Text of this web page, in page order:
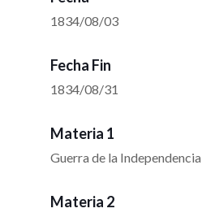
1834/08/03
Fecha Fin
1834/08/31
Materia 1
Guerra de la Independencia
Materia 2